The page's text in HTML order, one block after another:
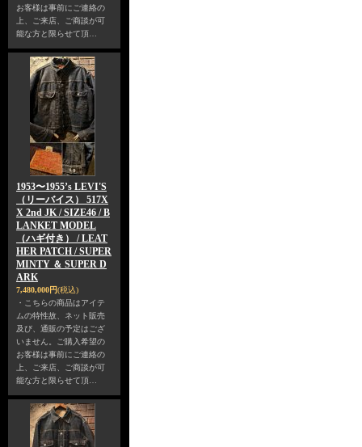
お客様は事前にご連絡の
上、ご来店、ご商談が可
能な方と限らせて頂…
1953〜1955’s LEVI'S
（リーバイス） 517X
X 2nd JK / SIZE46 / B
LANKET MODEL
（ハギ付き） / LEAT
HER PATCH / SUPER
MINTY ＆ SUPER D
ARK
7,480,000円(税込)
・こちらの商品はアイテ
ムの特性故、ネット販売
及び、通販の予定はござ
いません。ご購入希望の
お客様は事前にご連絡の
上、ご来店、ご商談が可
能な方と限らせて頂…